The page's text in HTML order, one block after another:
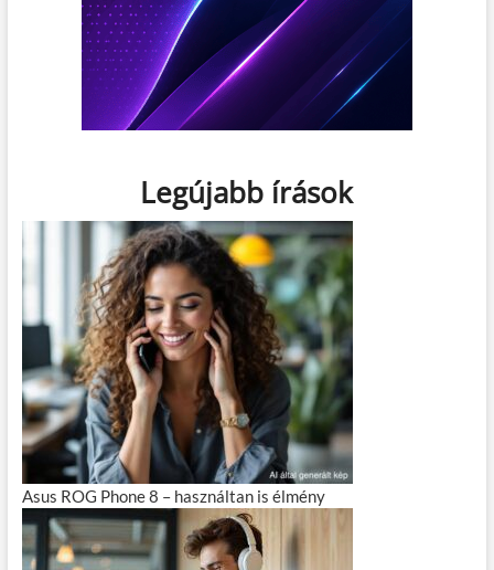
Legújabb írások
Asus ROG Phone 8 – használtan is élmény